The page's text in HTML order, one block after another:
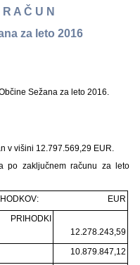
A Č U N
za leto 2016
Sežana za leto 2016.
v višini 12.797.569,29 EUR.
po zaključnem računu za leto
EUR
12.278.243,59
10.879.847,12